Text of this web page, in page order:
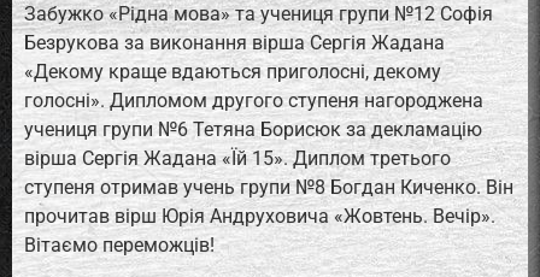
Забужко «Рідна мова» та учениця групи №12 Софія
Безрукова за виконання вірша Сергія Жадана
«Декому краще вдаються приголосні, декому
голосні». Дипломом другого ступеня нагороджена
учениця групи №6 Тетяна Борисюк за декламацію
вірша Сергія Жадана «Їй 15». Диплом третього
ступеня отримав учень групи №8 Богдан Киченко. Він
прочитав вірш Юрія Андруховича «Жовтень. Вечір».
Вітаємо переможців!